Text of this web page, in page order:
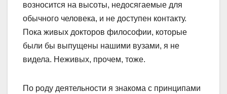
возносится на высоты, недосягаемые для
обычного человека, и не доступен контакту.
Пока живых докторов философии, которые
были бы выпущены нашими вузами, я не
видела. Неживых, прочем, тоже.
По роду деятельности я знакома с принципами